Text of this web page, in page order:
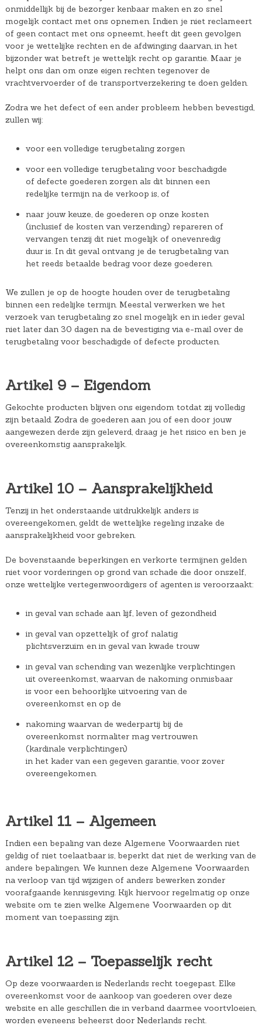
onmiddellijk bij de bezorger kenbaar maken en zo snel
mogelijk contact met ons opnemen. Indien je niet reclameert
of geen contact met ons opneemt, heeft dit geen gevolgen
voor je wettelijke rechten en de afdwinging daarvan, in het
bijzonder wat betreft je wettelijk recht op garantie. Maar je
helpt ons dan om onze eigen rechten tegenover de
vrachtvervoerder of de transportverzekering te doen gelden.
Zodra we het defect of een ander probleem hebben bevestigd,
zullen wij:
voor een volledige terugbetaling zorgen
voor een volledige terugbetaling voor beschadigde
of defecte goederen zorgen als dit binnen een
redelijke termijn na de verkoop is, of
naar jouw keuze, de goederen op onze kosten
(inclusief de kosten van verzending) repareren of
vervangen tenzij dit niet mogelijk of onevenredig
duur is. In dit geval ontvang je de terugbetaling van
het reeds betaalde bedrag voor deze goederen.
We zullen je op de hoogte houden over de terugbetaling
binnen een redelijke termijn. Meestal verwerken we het
verzoek van terugbetaling zo snel mogelijk en in ieder geval
niet later dan 30 dagen na de bevestiging via e-mail over de
terugbetaling voor beschadigde of defecte producten.
Artikel 9 – Eigendom
Gekochte producten blijven ons eigendom totdat zij volledig
zijn betaald. Zodra de goederen aan jou of een door jouw
aangewezen derde zijn geleverd, draag je het risico en ben je
overeenkomstig aansprakelijk.
Artikel 10 – Aansprakelijkheid
Tenzij in het onderstaande uitdrukkelijk anders is
overeengekomen, geldt de wettelijke regeling inzake de
aansprakelijkheid voor gebreken.
De bovenstaande beperkingen en verkorte termijnen gelden
niet voor vorderingen op grond van schade die door onszelf,
onze wettelijke vertegenwoordigers of agenten is veroorzaakt:
in geval van schade aan lijf, leven of gezondheid
in geval van opzettelijk of grof nalatig
plichtsverzuim en in geval van kwade trouw
in geval van schending van wezenlijke verplichtingen
uit overeenkomst, waarvan de nakoming onmisbaar
is voor een behoorlijke uitvoering van de
overeenkomst en op de
nakoming waarvan de wederpartij bij de
overeenkomst normaliter mag vertrouwen
(kardinale verplichtingen)
in het kader van een gegeven garantie, voor zover
overeengekomen.
Artikel 11 – Algemeen
Indien een bepaling van deze Algemene Voorwaarden niet
geldig of niet toelaatbaar is, beperkt dat niet de werking van de
andere bepalingen. We kunnen deze Algemene Voorwaarden
na verloop van tijd wijzigen of anders bewerken zonder
voorafgaande kennisgeving. Kijk hiervoor regelmatig op onze
website om te zien welke Algemene Voorwaarden op dit
moment van toepassing zijn.
Artikel 12 – Toepasselijk recht
Op deze voorwaarden is Nederlands recht toegepast. Elke
overeenkomst voor de aankoop van goederen over deze
website en alle geschillen die in verband daarmee voortvloeien,
worden eveneens beheerst door Nederlands recht.